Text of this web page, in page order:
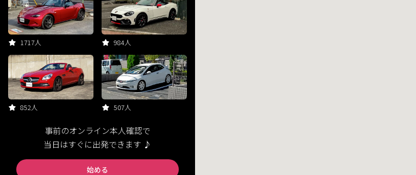
1717人 984人
852人 507人
事前のオンライン本人確認で
当日はすぐに出発できます ♪
始める